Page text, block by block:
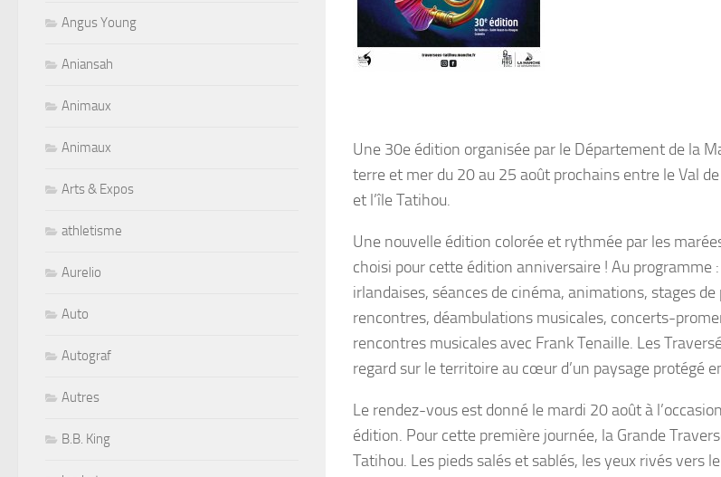
Une 30e édition organisée par le Département de la
terre et mer du 20 au 25 août prochains entre le Val
et l’île Tatihou.
Une nouvelle édition colorée et rythmée par les
choisi pour cette édition anniversaire ! Au programme
irlandaises, séances de cinéma, animations, stages
rencontres, déambulations musicales, concerts-
rencontres musicales avec Frank Tenaille. Les
regard sur le territoire au cœur d’un paysage protégé
Le rendez-vous est donné le mardi 20 aoûtà
édition. Pour cette première journée, la Grande
Tatihou. Les pieds salés et sablés, les yeux rivés vers
Angus Young
Aniansah
Animaux
Animaux
Arts & Expos
athletisme
Aurelio
Auto
Autograf
Autres
B.B. King